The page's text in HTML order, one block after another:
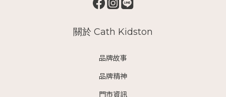
關於 Cath Kidston
品牌故事
品牌精神
門市資訊